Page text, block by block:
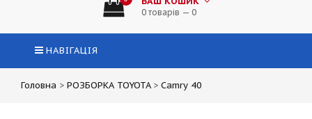
0 товарів — 0
НАВІГАЦІЯ
Головна > РОЗБОРКА TOYOTA > Camry 40